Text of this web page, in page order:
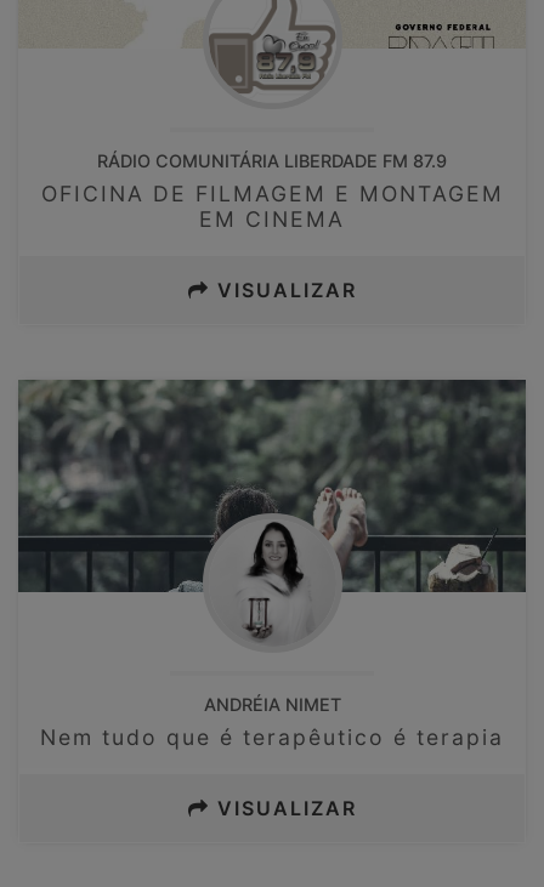
RÁDIO COMUNITÁRIA LIBERDADE FM 87.9
OFICINA DE FILMAGEM E MONTAGEM
EM CINEMA
VISUALIZAR
ANDRÉIA NIMET
Nem tudo que é terapêutico é terapia
VISUALIZAR